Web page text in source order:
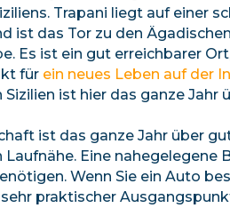
Trapani liegt auf einer
ist das Tor zu den
Es ist ein gut erreichbarer
für ein neues Leben auf der
ist hier das ganze Jahr
ist das ganze Jahr über
Laufnähe. Eine
Wenn Sie ein Auto
praktischer